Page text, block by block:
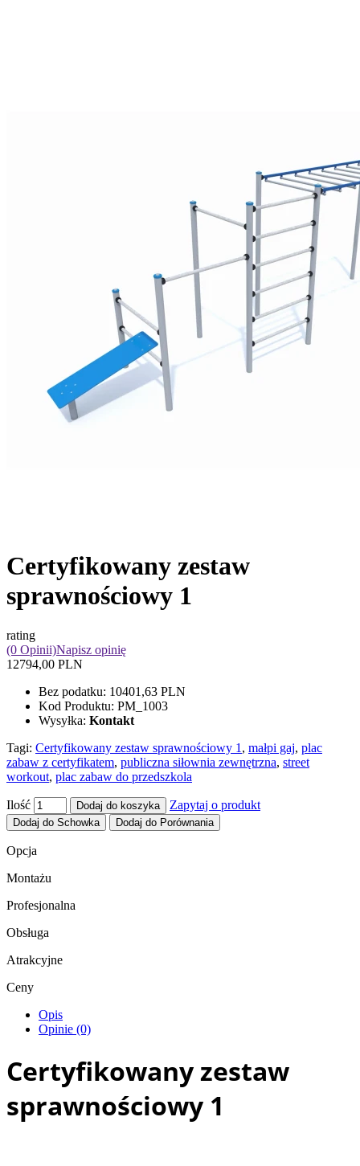
Certyfikowany zestaw
sprawnościowy 1
rating
(0 Opinii)Napisz opinię
12794,00 PLN
Bez podatku: 10401,63 PLN
Kod Produktu: PM_1003
Wysyłka: Kontakt
Tagi: Certyfikowany zestaw sprawnościowy 1 , małpi gaj, plac
zabaw z certyfikatem, publiczna siłownia zewnętrzna, street
workout, plac zabaw do przedszkola
Ilość Dodaj do koszyka Zapytaj o produkt
Dodaj do Schowka Dodaj do Porównania
Opcja
Montażu
Profesjonalna
Obsługa
Atrakcyjne
Ceny
Opis
Opinie (0)
Certyfikowany zestaw
sprawnościowy 1